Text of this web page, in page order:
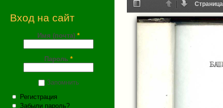
Вход на сайт
Имя (почта) *
Пароль *
Запомнить
Регистрация
Забыли пароль?
Toggle
Sidebar
НазадДалее